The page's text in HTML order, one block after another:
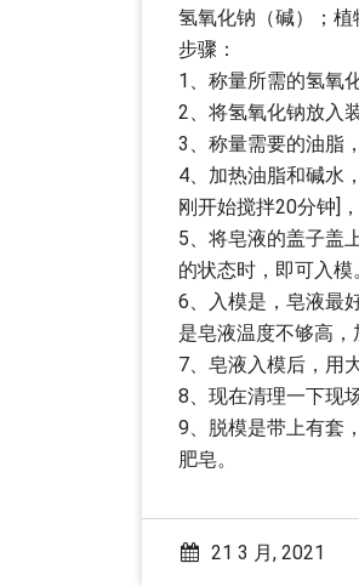
氢氧化钠（碱）；植
步骤：
1、称量所需的氢氧
2、将氢氧化钠放入
3、称量需要的油脂
4、加热油脂和碱水
刚开始搅拌20分钟]
5、将皂液的盖子盖
的状态时，即可入模
6、入模是，皂液最
是皂液温度不够高，
7、皂液入模后，用
8、现在清理一下现
9、脱模是带上有套
肥皂。
21 3 月, 2021